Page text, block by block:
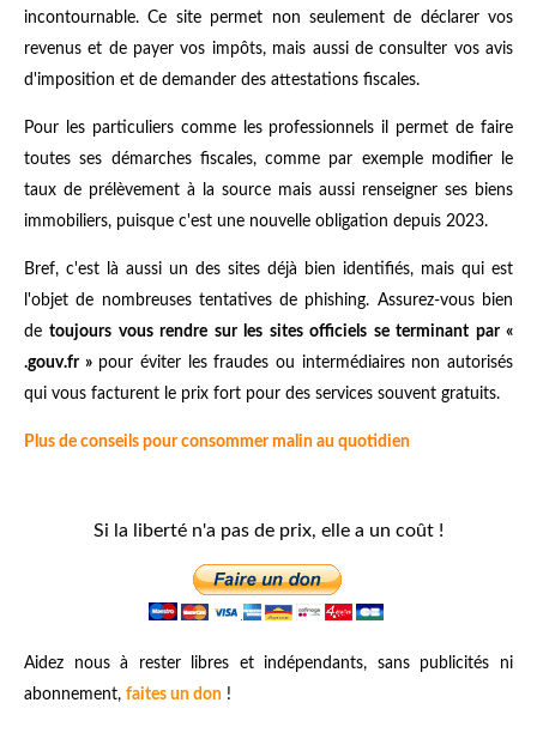
incontournable. Ce site permet non seulement de déclarer vos
revenus et de payer vos impôts, mais aussi de consulter vos avis
d'imposition et de demander des attestations fiscales.
Pour les particuliers comme les professionnels il permet de faire
toutes ses démarches fiscales, comme par exemple modifier le
taux de prélèvement à la source mais aussi renseigner ses biens
immobiliers, puisque c'est une nouvelle obligation depuis 2023.
Bref, c'est là aussi un des sites déjà bien identifiés, mais qui est
l'objet de nombreuses tentatives de phishing. Assurez-vous bien
detoujours vous rendre sur les sites officiels se terminant par «
.gouv.fr »pour éviter les fraudes ou intermédiaires non autorisés
qui vous facturent le prix fort pour des services souvent gratuits.
Plus de conseils pour consommer malin au quotidien
Si la liberté n'a pas de prix, elle a un coût !
Aidez nous à rester libres et indépendants, sans publicités ni
abonnement, faites un don !